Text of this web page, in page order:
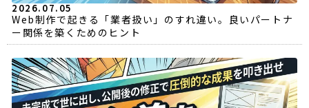
2026.07.05
Web制作で起きる「業者扱い」のすれ違い。良いパートナ
ー関係を築くためのヒント